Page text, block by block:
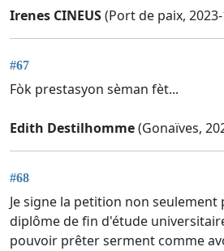
Irenes CINEUS(Port de paix,
#67
Fòk prestasyon sèman fèt...
Edith Destilhomme(Gonaïves,
#68
Je signe la petition non
diplôme de fin d'étude
pouvoir prêter serment comme